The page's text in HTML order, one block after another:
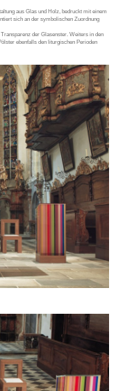
aus Glas und Holz, bedruckt mit einem
sich an der symbolischen Zuordnung
der Glasenster. Weiters in den
ebenfalls den liturgischen Perioden